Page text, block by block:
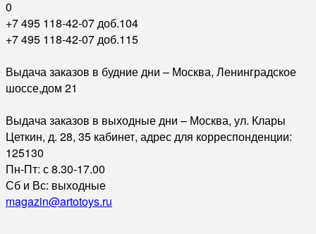
0
+7 495 118-42-07 доб.104
+7 495 118-42-07 доб.115
Выдача заказов в будние дни – Москва, Ленинградское
шоссе,дом 21
Выдача заказов в выходные дни – Москва, ул. Клары
Цеткин, д. 28, 35 кабинет, адрес для корреспонденции:
125130
Пн-Пт: с 8.30-17.00
Сб и Вс: выходные
magazin@artotoys.ru